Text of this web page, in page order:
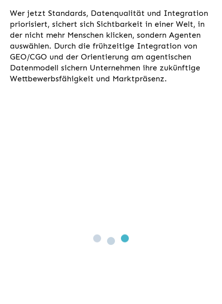
Wer jetzt Standards, Datenqualität und Integration
priorisiert, sichert sich Sichtbarkeit in einer Welt, in
der nicht mehr Menschen klicken, sondern Agenten
auswählen. Durch die frühzeitige Integration von
GEO/CGO und der Orientierung am agentischen
Datenmodell sichern Unternehmen ihre zukünftige
Wettbewerbsfähigkeit und Marktpräsenz.